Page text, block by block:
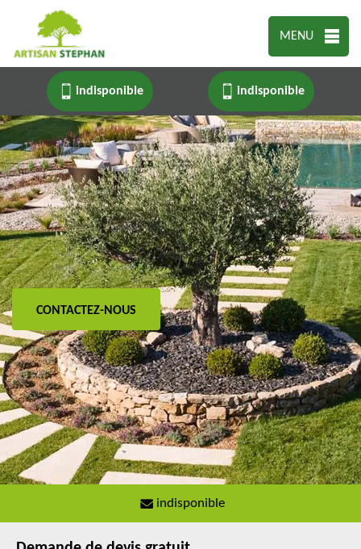
MENU
indisponible indisponible
CONTACTEZ-NOUS
indisponible